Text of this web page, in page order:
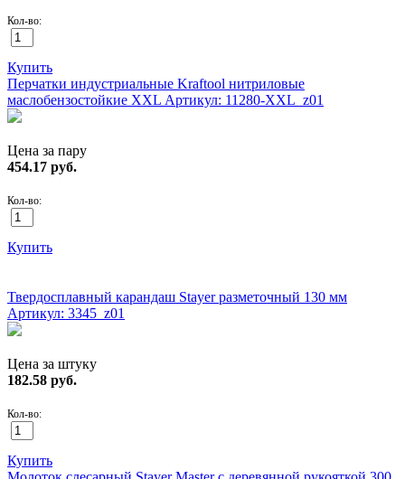
Кол-во:
Купить
Перчатки индустриальные Kraftool нитриловые
маслобензостойкие XXL Артикул: 11280-XXL_z01
Цена за пару
454.17 руб.
Кол-во:
Купить
Твердосплавный карандаш Stayer разметочный 130 мм
Артикул: 3345_z01
Цена за штуку
182.58 руб.
Кол-во:
Купить